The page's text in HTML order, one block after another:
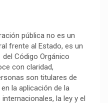
pública no es un
frente al Estado, es un
Código Orgánico
con claridad,
son titulares de
la aplicación de la
la ley y el